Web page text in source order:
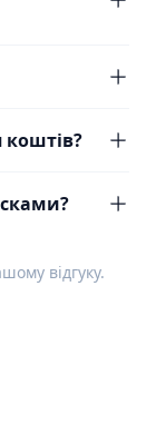
відгуку.